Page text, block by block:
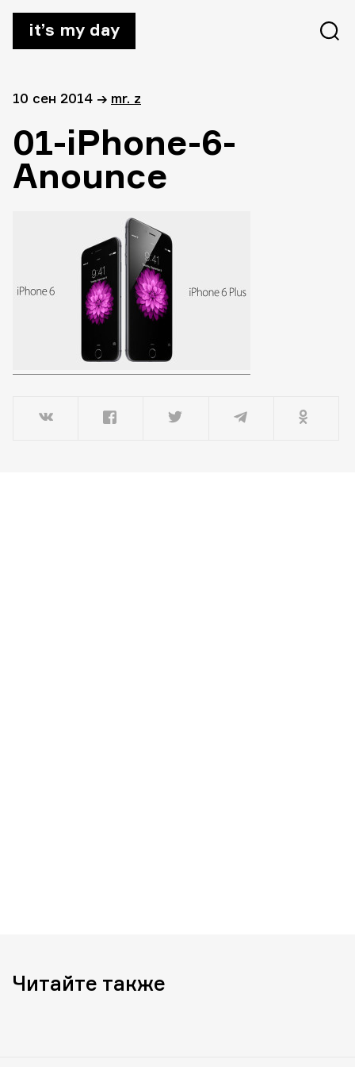
it’s my day
10 сен 2014 → mr. z
01-iPhone-6-
Anounce
Читайте также